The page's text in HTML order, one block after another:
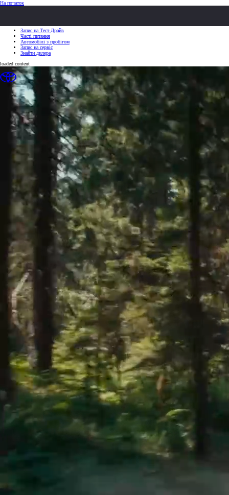
На початок(Натисніть Enter)
Клацніть, щоб закрити
Запис на Тест Драйв
Часті питання
Автомобілі з пробігом
Запис на сервіс
Знайти дилера
loaded content